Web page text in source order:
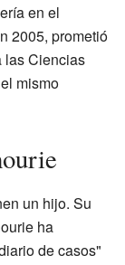
en el
2005, prometió
las Ciencias
mismo
un hijo. Su
ha
de casos"